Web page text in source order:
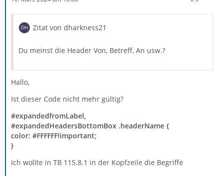
Zitat von dharkness21
Du meinst die Header Von, Betreff, An usw.?
Hallo,
Ist dieser Code nicht mehr gültig?
#expandedfromLabel,
#expandedHeadersBottomBox .headerName {
color: #FFFFFF!important;
}
Ich wollte in TB 115.8.1 in der Kopfzeile die Begriffe